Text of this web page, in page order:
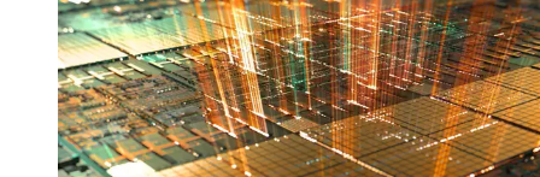
für
das
zweite
Quartal
2026
bekannt
geöffnet)